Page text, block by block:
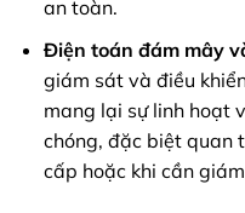
an toàn.
Điện toán đám mây
giám sát và điều
mang lại sự linh hoạt
chóng, đặc biệt quan
cấp hoặc khi cần